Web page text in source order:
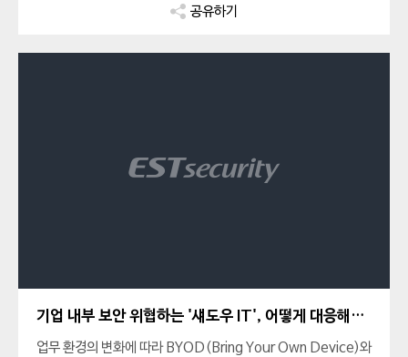
공유하기
기업 내부 보안 위협하는 '섀도우 IT', 어떻게 대응해야 할까?
업무 환경의 변화에 따라 BYOD(Bring Your Own Device)와